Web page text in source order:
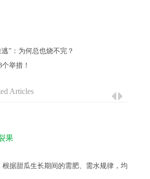
”：为何总也烧不完？
举措！
Articles
果
据甜瓜生长期间的需肥、需水规律，均衡供...